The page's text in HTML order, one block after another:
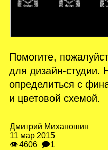
Помогите,
для
определиться с
и цветовой схемой.
Дмитрий Миханошин
11 мар 2015
👁 4606 🗩1